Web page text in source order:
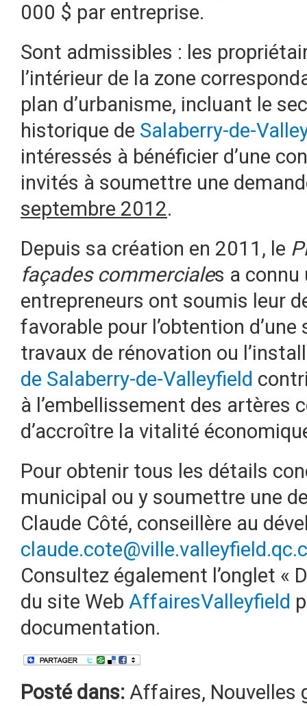
000 $ par entreprise.
Sont admissibles : les
l’intérieur de la zone
plan d’urbanisme, incluant le
historique de Salaberry-de-
intéressés à bénéficier d’une
invités à soumettre une
septembre 2012.
Depuis sa création en 2011, le
façades commerciales a connu
entrepreneurs ont soumis leur
favorable pour l’obtention d’une
travaux de rénovation ou
de Salaberry-de-Valleyfield
à l’embellissement des artères
d’accroître la vitalité
Pour obtenir tous les détails
municipal ou y soumettre une
Claude Côté, conseillère au
Consultez également l’onglet «
du site Web AffairesValleyfield
documentation.
Posté dans: Affaires, Nouvelles